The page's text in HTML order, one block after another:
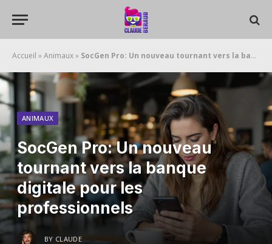
Accueil »Animaux» SocGen Pro: Un nouveau tournant vers la banque digitale pour les professionnels
ANIMAUX
SocGen Pro: Un nouveau
tournant vers la banque
digitale pour les
professionnels
BY CLAUDE